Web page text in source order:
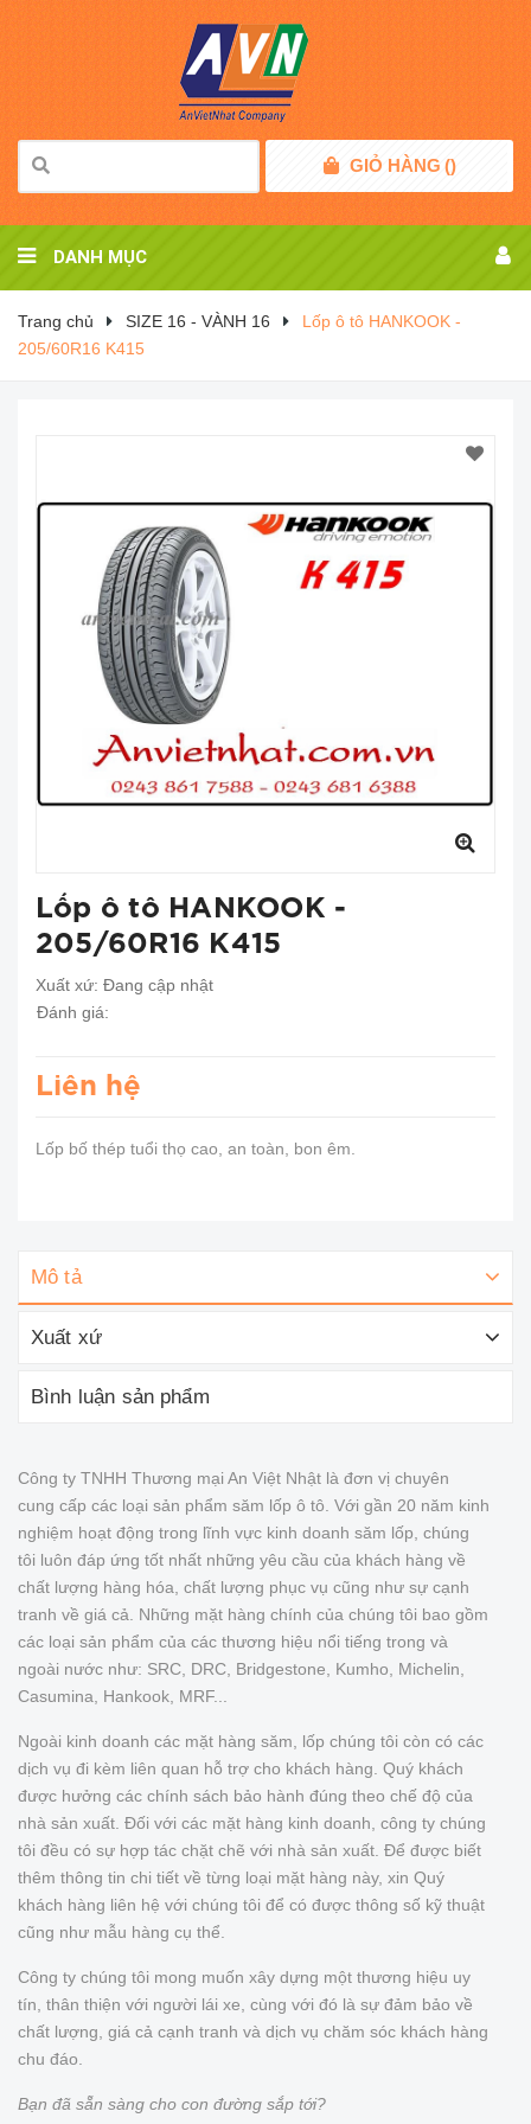
GIỎ HÀNG ()
DANH MỤC
Trang chủ SIZE 16 - VÀNH 16
Lốp ô tô HANKOOK -
205/60R16 K415
Lốp ô tô HANKOOK -
205/60R16 K415
Xuất xứ: Đang cập nhật
Đánh giá:
Liên hệ
Lốp bố thép tuổi thọ cao, an toàn, bon êm.
Mô tả
Xuất xứ
Bình luận sản phẩm
Công ty TNHH Thương mại An Việt Nhật là đơn vị chuyên
cung cấp các loại sản phẩm săm lốp ô tô. Với gần 20 năm kinh
nghiệm hoạt động trong lĩnh vực kinh doanh săm lốp, chúng
tôi luôn đáp ứng tốt nhất những yêu cầu của khách hàng về
chất lượng hàng hóa, chất lượng phục vụ cũng như sự cạnh
tranh về giá cả. Những mặt hàng chính của chúng tôi bao gồm
các loại sản phẩm của các thương hiệu nổi tiếng trong và
ngoài nước như: SRC, DRC, Bridgestone, Kumho, Michelin,
Casumina, Hankook, MRF...
Ngoài kinh doanh các mặt hàng săm, lốp chúng tôi còn có các
dịch vụ đi kèm liên quan hỗ trợ cho khách hàng. Quý khách
được hưởng các chính sách bảo hành đúng theo chế độ của
nhà sản xuất. Đối với các mặt hàng kinh doanh, công ty chúng
tôi đều có sự hợp tác chặt chẽ với nhà sản xuất. Để được biết
thêm thông tin chi tiết về từng loại mặt hàng này, xin Quý
khách hàng liên hệ với chúng tôi để có được thông số kỹ thuật
cũng như mẫu hàng cụ thể.
Công ty chúng tôi mong muốn xây dựng một thương hiệu uy
tín, thân thiện với người lái xe, cùng với đó là sự đảm bảo về
chất lượng, giá cả cạnh tranh và dịch vụ chăm sóc khách hàng
chu đáo.
Bạn đã sẵn sàng cho con đường sắp tới?